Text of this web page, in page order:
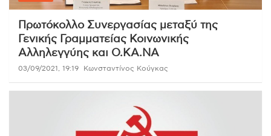
Πρωτόκολλο Συνεργασίας μεταξύ της
Γενικής Γραμματείας Κοινωνικής
Αλληλεγγύης και Ο.ΚΑ.ΝΑ
03/09/2021, 19:19 Κωνσταντίνος Κούγκας